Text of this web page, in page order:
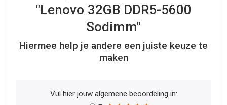
"Lenovo 32GB DDR5-5600
Sodimm"
Hiermee help je andere een juiste keuze te
maken
Vul hier jouw algemene beoordeling in: